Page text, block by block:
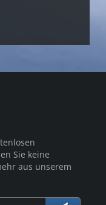
Sie keine
aus unserem